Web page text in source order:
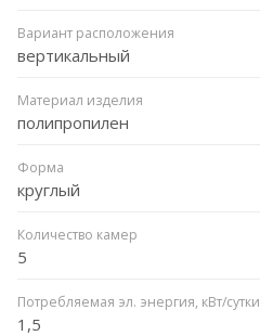
Вариант расположения
вертикальный
Материал изделия
полипропилен
Форма
круглый
Количество камер
5
Потребляемая эл. энергия, кВт/сутки
1,5